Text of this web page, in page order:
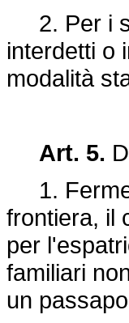
2. Per i
interdetti o
modalità
Art. 5.
1. Ferme
frontiera, il
per
familiari
un